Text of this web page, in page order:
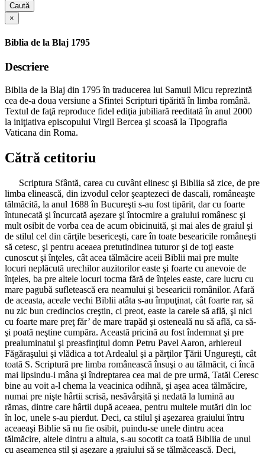
Caută
×
Biblia de la Blaj 1795
Descriere
Biblia de la Blaj din 1795 în traducerea lui Samuil Micu reprezintă
cea de-a doua versiune a Sfintei Scripturi tipărită în limba română.
Textul de faţă reproduce fidel ediţia jubiliară reeditată în anul 2000
la iniţiativa episcopului Virgil Bercea şi scoasă la Tipografia
Vaticana din Roma.
Cătră cetitoriu
Scriptura Sfântă, carea cu cuvânt elinesc şi Bibliia să zice, de pre
limba elinească, din izvodul celor şeaptezeci de dascali, româneaşte
tălmăcită, la anul 1688 în Bucureşti s-au fost tipărit, dar cu foarte
întunecată şi încurcată aşezare şi întocmire a graiului românesc şi
mult osibit de vorba cea de acum obicinuită, şi mai ales de graiul şi
de stilul cel din cărţile besericeşti, care în toate besearicile româneşti
să cetesc, şi pentru aceaea pretutindinea tuturor şi de toţi easte
cunoscut şi înţeles, cât acea tălmăcire aceii Biblii mai pre multe
locuri neplăcută urechilor auzitorilor easte şi foarte cu anevoie de
înţeles, ba pre altele locuri tocma fără de înţeles easte, care lucru cu
mare pagubă sufletească era neamului şi besearicii românilor. Afară
de aceasta, aceale vechi Biblii atâta s-au împuţinat, cât foarte rar, să
nu zic bun credincios creştin, ci preot, easte la carele să află, şi nici
cu foarte mare preţ făr’ de mare trapăd şi osteneală nu să află, ca să-
şi poată neştine cumpăra. Această pricină au fost îndemnat şi pre
prealuminatul şi preasfinţitul domn Petru Pavel Aaron, arhiereul
Făgăraşului şi vlădica a tot Ardealul şi a părţilor Ţării Ungureşti, cât
toată S. Scriptură pre limba românească însuşi o au tălmăcit, ci încă
mai lipsindu-i mâna şi îndreptarea cea mai de pre urmă, Tatăl Ceresc
bine au voit a-l chema la veacinica odihnă, şi aşea acea tălmăcire,
numai pre nişte hârtii scrisă, nesăvârşită şi nedată la lumină au
rămas, dintre care hârtii după aceaea, pentru multele mutări din loc
în loc, unele s-au pierdut. Deci, ca stilul şi aşezarea graiului întru
aceaeaşi Biblie să nu fie osibit, puindu-se unele dintru acea
tălmăcire, altele dintru a altuia, s-au socotit ca toată Bibliia de unul
cu aseamenea stil şi aşezare a graiului să se tălmăcească. Deci,